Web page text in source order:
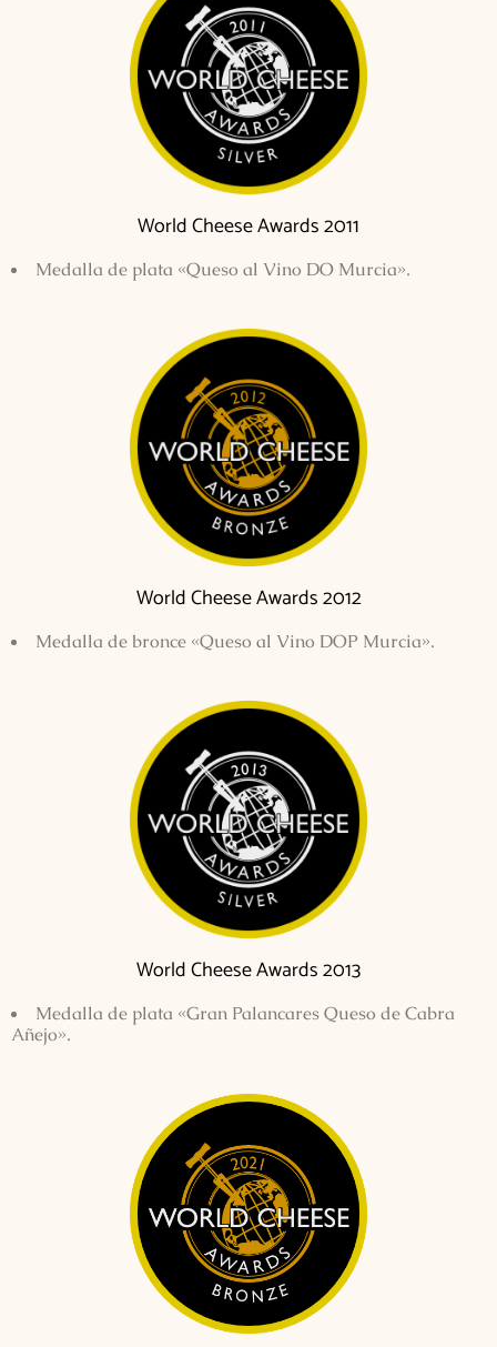
World Cheese Awards 2011
Medalla de plata «Queso al Vino DO Murcia».
World Cheese Awards 2012
Medalla de bronce «Queso al Vino DOP Murcia».
World Cheese Awards 2013
Medalla de plata «Gran Palancares Queso de Cabra
Añejo».